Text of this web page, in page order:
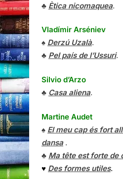
♣ Ètica nicomaquea.
Vladímir Arséniev
♠ Derzú Uzalà.
♣ Pel país de l’Ussuri.
Silvio d’Arzo
♣ Casa aliena.
Martine Audet
♠ El meu cap és fort
dansa.
♣ Ma tête est forte de
♥ Des formes utiles.